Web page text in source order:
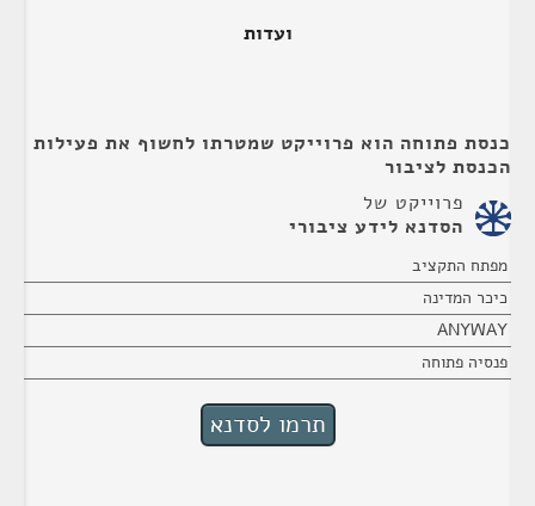
ועדות
כנסת פתוחה הוא פרוייקט שמטרתו לחשוף את פעילות
הכנסת לציבור
פרוייקט של
הסדנא לידע ציבורי
מפתח התקציב
כיכר המדינה
ANYWAY
פנסיה פתוחה